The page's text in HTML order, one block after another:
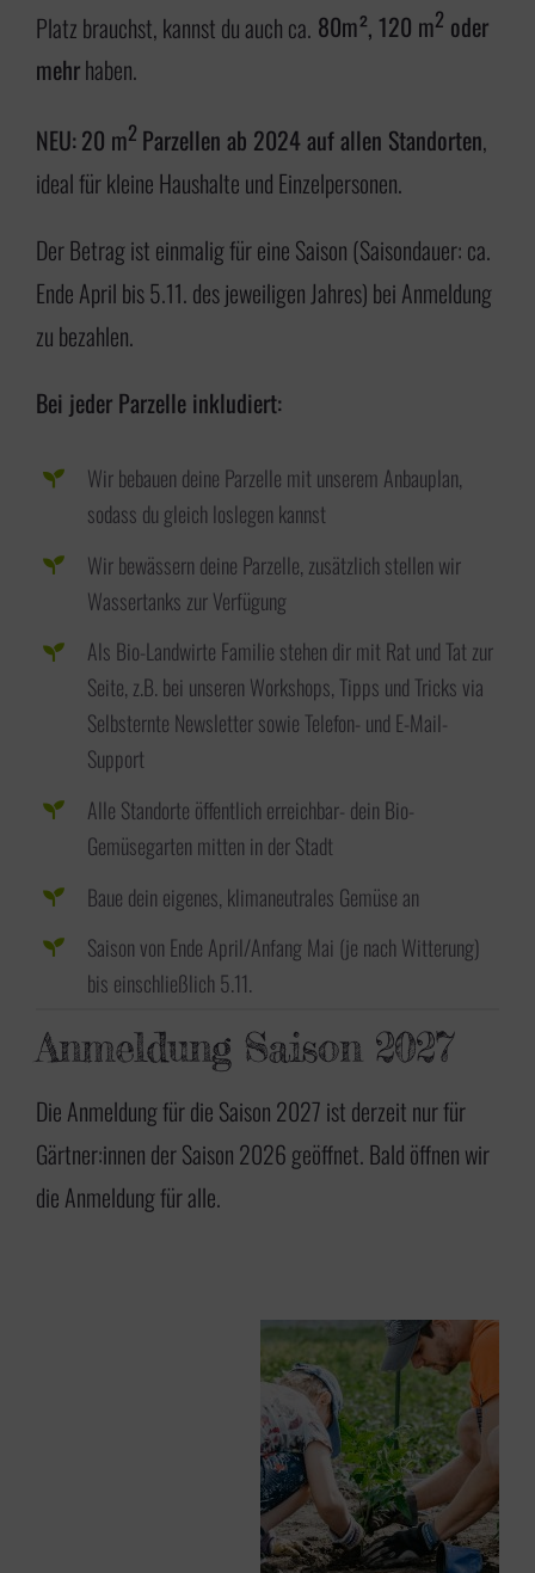
Platz brauchst, kannst du auch ca. 80m², 120 m2 oder
mehrhaben.
NEU: 20 m2 Parzellen ab 2024 auf allen Standorten,
ideal für kleine Haushalte und Einzelpersonen.
Der Betrag ist einmalig für eine Saison (Saisondauer: ca.
Ende April bis 5.11. des jeweiligen Jahres) bei Anmeldung
zu bezahlen.
Bei jeder Parzelle inkludiert:
Wir bebauen deine Parzelle mit unserem Anbauplan,
sodass du gleich loslegen kannst
Wir bewässern deine Parzelle, zusätzlich stellen wir
Wassertanks zur Verfügung
Als Bio-Landwirte Familie stehen dir mit Rat und Tat zur
Seite, z.B. bei unseren Workshops, Tipps und Tricks via
Selbsternte Newsletter sowie Telefon- und E-Mail-
Support
Alle Standorte öffentlich erreichbar- dein Bio-
Gemüsegarten mitten in der Stadt
Baue dein eigenes, klimaneutrales Gemüse an
Saison von Ende April/Anfang Mai (je nach Witterung)
bis einschließlich 5.11.
Anmeldung Saison 2027
Die Anmeldung für die Saison 2027 ist derzeit nur für
Gärtner:innen der Saison 2026 geöffnet. Bald öffnen wir
die Anmeldung für alle.